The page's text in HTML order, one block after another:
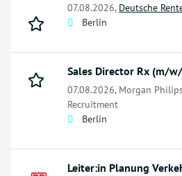
07.08.2026, Deutsche
Berlin
Sales Director Rx (m/
07.08.2026, Morgan
Recruitment
Berlin
Leiter:in Planung